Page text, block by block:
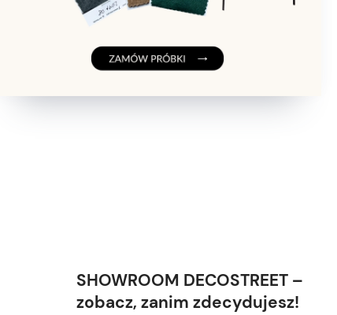
SHOWROOM DECOSTREET –
zobacz, zanim zdecydujesz!